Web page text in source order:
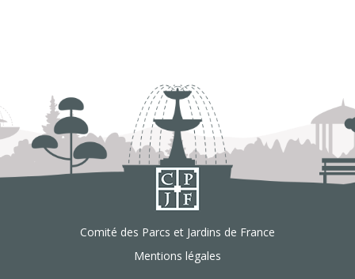
Comité des Parcs et Jardins de France
Mentions légales